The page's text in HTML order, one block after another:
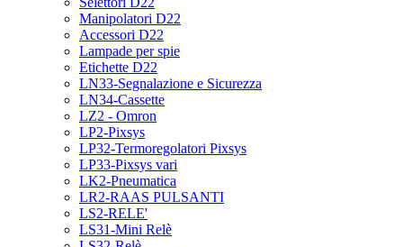
Manipolatori D22
Accessori D22
Lampade per spie
Etichette D22
LN33-Segnalazione e Sicurezza
LN34-Cassette
LZ2 - Omron
LP2-Pixsys
LP32-Termoregolatori Pixsys
LP33-Pixsys vari
LK2-Pneumatica
LR2-RAAS PULSANTI
LS2-RELE'
LS31-Mini Relè